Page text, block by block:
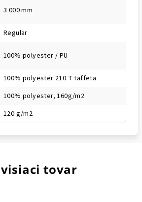
3 000 mm
Regular
100% polyester / PU
100% polyester 210 T taffeta
100% polyester, 160g/m2
120 g/m2
tovar